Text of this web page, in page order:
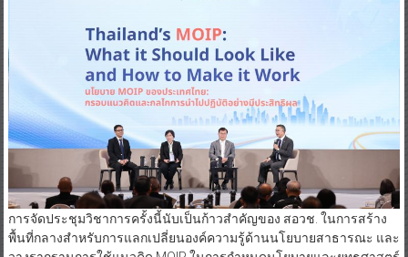
การจัดประชุมวิชาการครั้งนี้นับเป็นก้าวสำคัญของ สอวช. ในการสร้าง
พื้นที่กลางสำหรับการแลกเปลี่ยนองค์ความรู้ด้านนโยบายสาธารณะ และ